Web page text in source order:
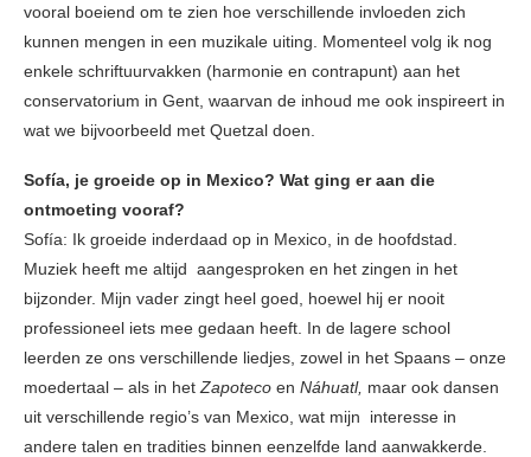
vooral boeiend om te zien hoe verschillende invloeden zich
kunnen mengen in een muzikale uiting. Momenteel volg ik nog
enkele schriftuurvakken (harmonie en contrapunt) aan het
conservatorium in Gent, waarvan de inhoud me ook inspireert in
wat we bijvoorbeeld met Quetzal doen.
Sofía, je groeide op in Mexico? Wat ging er aan die
ontmoeting vooraf?
Sofía: Ik groeide inderdaad op in Mexico, in de hoofdstad.
Muziek heeft me altijd aangesproken en het zingen in het
bijzonder. Mijn vader zingt heel goed, hoewel hij er nooit
professioneel iets mee gedaan heeft. In de lagere school
leerden ze ons verschillende liedjes, zowel in het Spaans – onze
moedertaal – als in het Zapoteco en Náhuatl, maar ook dansen
uit verschillende regio’s van Mexico, wat mijn interesse in
andere talen en tradities binnen eenzelfde land aanwakkerde.